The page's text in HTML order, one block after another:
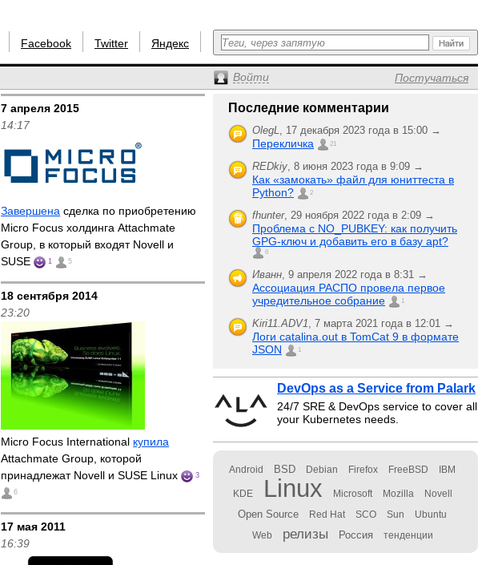
Facebook Twitter Яндекс
Войти Постучаться
7 апреля 2015
14:17
Завершена сделка по приобретению
Micro Focus холдинга Attachmate
Group, в который входят Novell и
SUSE
1 5
18 сентября 2014
23:20
Micro Focus International купила
Attachmate Group, которой
принадлежат Novell и SUSE Linux
3
6
17 мая 2011
16:39
Последние комментарии
OlegL, 17 декабря 2023 года в 15:00 →
Перекличка 21
REDkiy, 8 июня 2023 года в 9:09 →
Как «замокать» файл для юниттеста в
Python?
2
fhunter, 29 ноября 2022 года в 2:09 →
Проблема с NO_PUBKEY: как получить
GPG-ключ и добавить его в базу apt?
6
Иванн, 9 апреля 2022 года в 8:31 →
Ассоциация РАСПО провела первое
учредительное собрание
1
Kiri11.ADV1, 7 марта 2021 года в 12:01 →
Логи catalina.out в TomCat 9 в формате
JSON
1
DevOps as a Service from Palark
24/7 SRE & DevOps service to cover all
your Kubernetes needs.
Android BSD Debian Firefox FreeBSD IBM
KDE Linux Microsoft Mozilla Novell
Open Source Red Hat SCO Sun Ubuntu
Web релизы Россия тенденции